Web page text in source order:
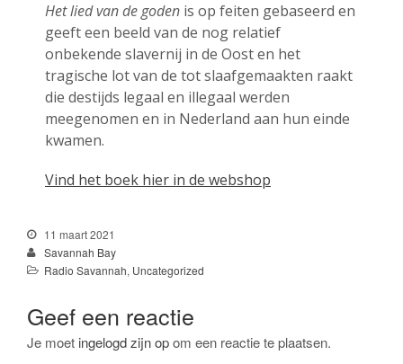
maart 2022
februari 2022
januari 2022
december 2021
november 2021
september 2021
maart 2021
Het lied van de goden is op feiten gebaseerd en
geeft een beeld van de nog relatief
onbekende slavernij in de Oost en het
tragische lot van de tot slaafgemaakten raakt
die destijds legaal en illegaal werden
meegenomen en in Nederland aan hun einde
kwamen.
Vind het boek hier in de webshop
11 maart 2021
Savannah Bay
Radio Savannah, Uncategorized
Geef een reactie
Je moet ingelogd zijn opom een reactie te plaatsen.